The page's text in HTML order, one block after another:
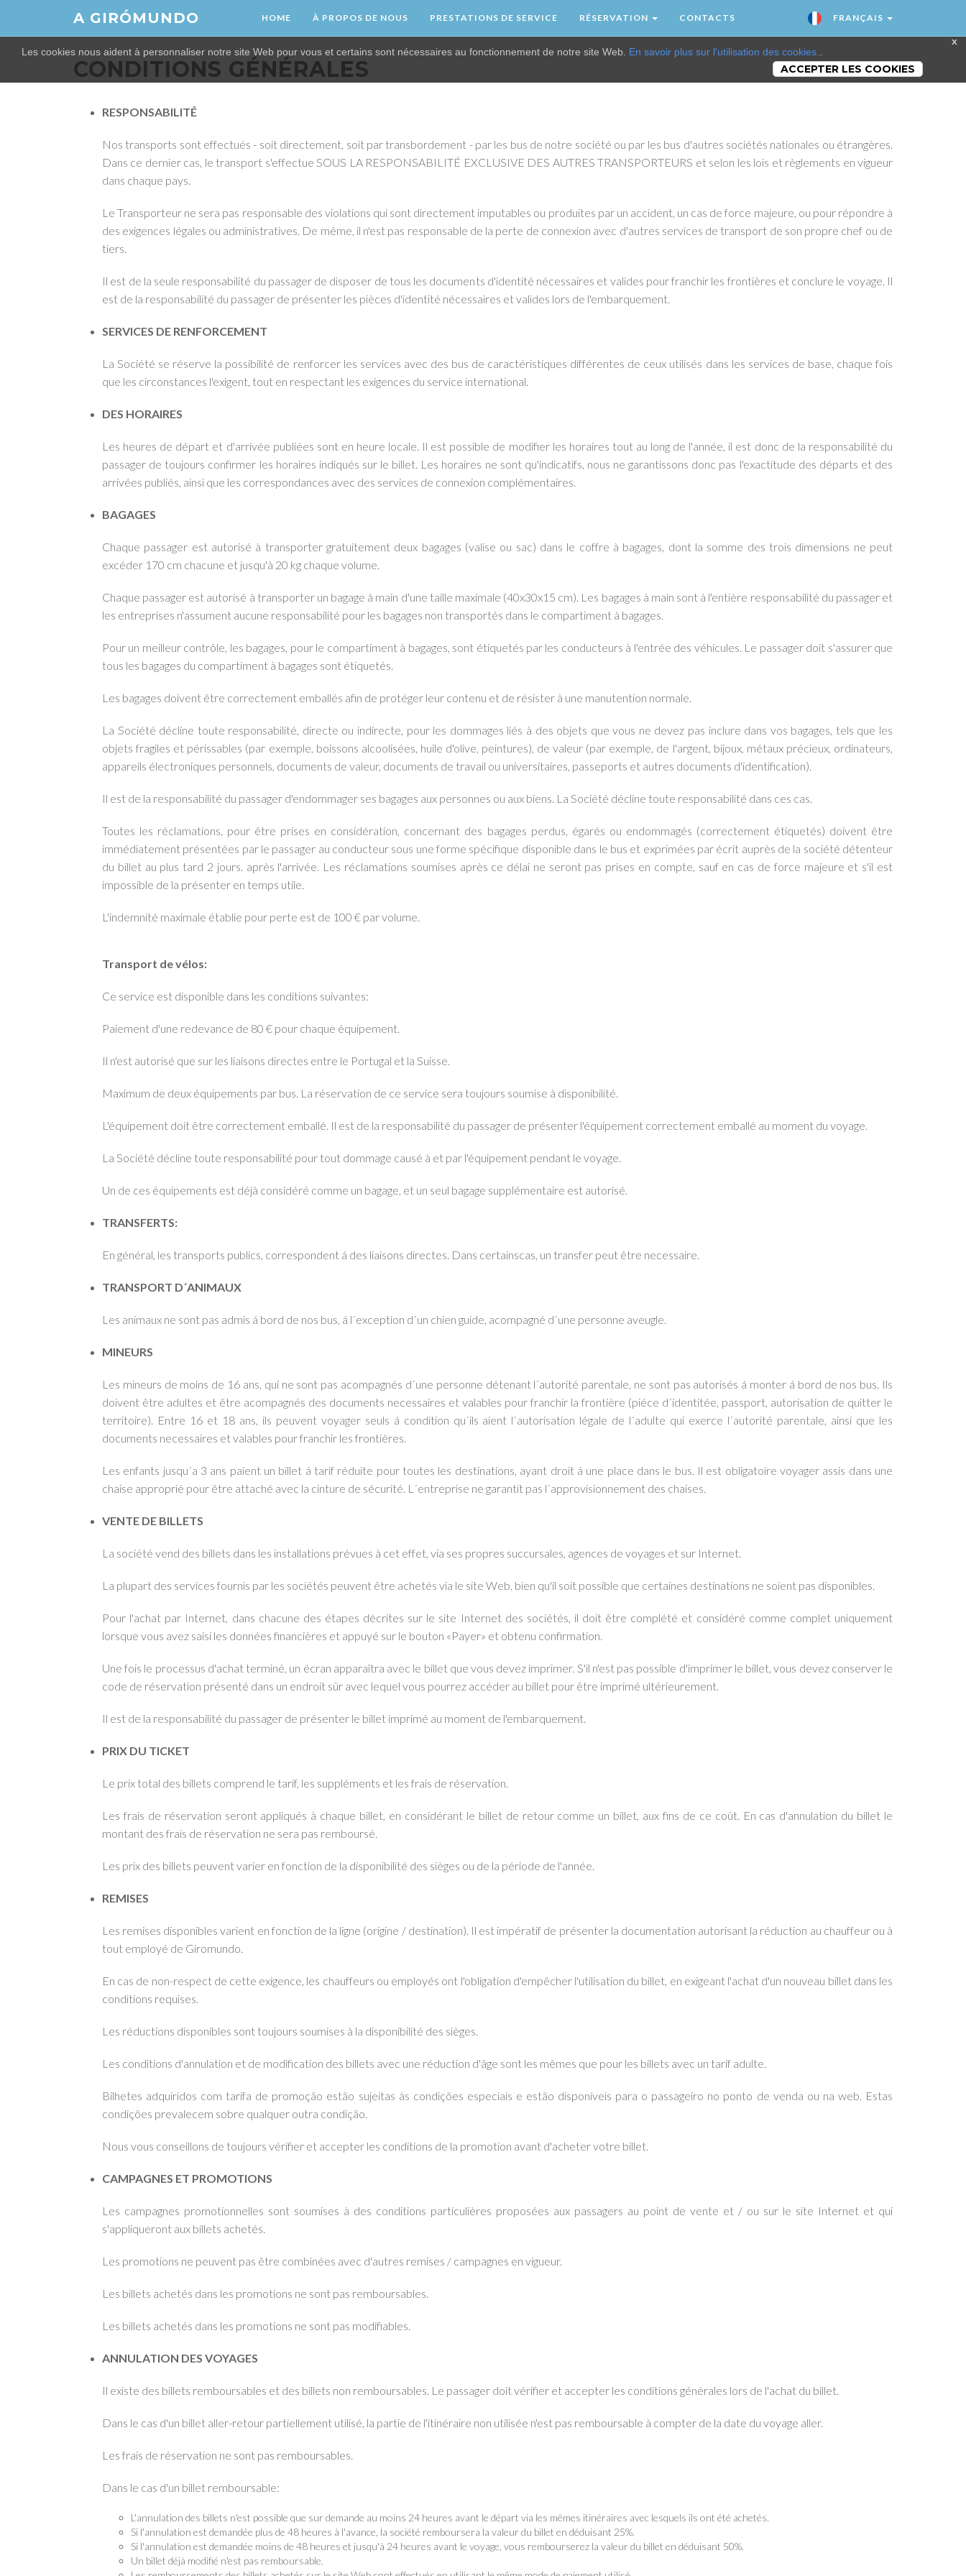
A GIRÓMUNDO HOME À PROPOS DE NOUS PRESTATIONS DE SERVICE RÉSERVATION CONTACTS FRANÇAIS
x
Les cookies nous aident à personnaliser notre site Web pour vous et certains sont nécessaires au fonctionnement de notre site Web. En savoir plus sur l'utilisation des cookies.
ACCEPTER LES COOKIES
CONDITIONS GÉNÉRALES
RESPONSABILITÉ
Nos transports sont effectués - soit directement, soit par transbordement - par les bus de notre société ou par les bus d'autres sociétés nationales ou étrangères.
Dans ce dernier cas, le transport s'effectue SOUS LA RESPONSABILITÉ EXCLUSIVE DES AUTRES TRANSPORTEURS et selon les lois et règlements en vigueur
dans chaque pays.
Le Transporteur ne sera pas responsable des violations qui sont directement imputables ou produites par un accident, un cas de force majeure, ou pour répondre à
des exigences légales ou administratives. De même, il n'est pas responsable de la perte de connexion avec d'autres services de transport de son propre chef ou de
tiers.
Il est de la seule responsabilité du passager de disposer de tous les documents d'identité nécessaires et valides pour franchir les frontières et conclure le voyage. Il
est de la responsabilité du passager de présenter les pièces d'identité nécessaires et valides lors de l'embarquement.
SERVICES DE RENFORCEMENT
La Société se réserve la possibilité de renforcer les services avec des bus de caractéristiques différentes de ceux utilisés dans les services de base, chaque fois
que les circonstances l'exigent, tout en respectant les exigences du service international.
DES HORAIRES
Les heures de départ et d'arrivée publiées sont en heure locale. Il est possible de modifier les horaires tout au long de l'année, il est donc de la responsabilité du
passager de toujours confirmer les horaires indiqués sur le billet. Les horaires ne sont qu'indicatifs, nous ne garantissons donc pas l'exactitude des départs et des
arrivées publiés, ainsi que les correspondances avec des services de connexion complémentaires.
BAGAGES
Chaque passager est autorisé à transporter gratuitement deux bagages (valise ou sac) dans le coffre à bagages, dont la somme des trois dimensions ne peut
excéder 170 cm chacune et jusqu'à 20 kg chaque volume.
Chaque passager est autorisé à transporter un bagage à main d'une taille maximale (40x30x15 cm). Les bagages à main sont à l'entière responsabilité du passager et
les entreprises n'assument aucune responsabilité pour les bagages non transportés dans le compartiment à bagages.
Pour un meilleur contrôle, les bagages, pour le compartiment à bagages, sont étiquetés par les conducteurs à l'entrée des véhicules. Le passager doit s'assurer que
tous les bagages du compartiment à bagages sont étiquetés.
Les bagages doivent être correctement emballés afin de protéger leur contenu et de résister à une manutention normale.
La Société décline toute responsabilité, directe ou indirecte, pour les dommages liés à des objets que vous ne devez pas inclure dans vos bagages, tels que les
objets fragiles et périssables (par exemple, boissons alcoolisées, huile d'olive, peintures), de valeur (par exemple, de l'argent, bijoux, métaux précieux, ordinateurs,
appareils électroniques personnels, documents de valeur, documents de travail ou universitaires, passeports et autres documents d'identification).
Il est de la responsabilité du passager d'endommager ses bagages aux personnes ou aux biens. La Société décline toute responsabilité dans ces cas.
Toutes les réclamations, pour être prises en considération, concernant des bagages perdus, égarés ou endommagés (correctement étiquetés) doivent être
immédiatement présentées par le passager au conducteur sous une forme spécifique disponible dans le bus et exprimées par écrit auprès de la société détenteur
du billet au plus tard 2 jours. après l'arrivée. Les réclamations soumises après ce délai ne seront pas prises en compte, sauf en cas de force majeure et s'il est
impossible de la présenter en temps utile.
L'indemnité maximale établie pour perte est de 100 € par volume.
Transport de vélos:
Ce service est disponible dans les conditions suivantes:
Paiement d'une redevance de 80 € pour chaque équipement.
Il n'est autorisé que sur les liaisons directes entre le Portugal et la Suisse.
Maximum de deux équipements par bus. La réservation de ce service sera toujours soumise à disponibilité.
L'équipement doit être correctement emballé. Il est de la responsabilité du passager de présenter l'équipement correctement emballé au moment du voyage.
La Société décline toute responsabilité pour tout dommage causé à et par l'équipement pendant le voyage.
Un de ces équipements est déjà considéré comme un bagage, et un seul bagage supplémentaire est autorisé.
TRANSFERTS:
En général, les transports publics, correspondent á des liaisons directes. Dans certainscas, un transfer peut être necessaire.
TRANSPORT D´ANIMAUX
Les animaux ne sont pas admis á bord de nos bus, á l´exception d´un chien guide, acompagné d´une personne aveugle.
MINEURS
Les mineurs de moins de 16 ans, qui ne sont pas acompagnés d´une personne détenant l´autorité parentale, ne sont pas autorisés á monter á bord de nos bus. Ils
doivent être adultes et être acompagnés des documents necessaires et valables pour franchir la frontière (piéce d´identitée, passport, autorisation de quitter le
territoire). Entre 16 et 18 ans, ils peuvent voyager seuls á condition qu´ils aient l´autorisation légale de l´adulte qui exerce l´autorité parentale, ainsi que les
documents necessaires et valables pour franchir les frontières.
Les enfants jusqu´a 3 ans paient un billet á tarif réduite pour toutes les destinations, ayant droit á une place dans le bus. Il est obligatoire voyager assis dans une
chaise approprié pour être attaché avec la cinture de sécurité. L´entreprise ne garantit pas l´approvisionnement des chaises.
VENTE DE BILLETS
La société vend des billets dans les installations prévues à cet effet, via ses propres succursales, agences de voyages et sur Internet.
La plupart des services fournis par les sociétés peuvent être achetés via le site Web, bien qu'il soit possible que certaines destinations ne soient pas disponibles.
Pour l'achat par Internet, dans chacune des étapes décrites sur le site Internet des sociétés, il doit être complété et considéré comme complet uniquement
lorsque vous avez saisi les données financières et appuyé sur le bouton «Payer» et obtenu confirmation.
Une fois le processus d'achat terminé, un écran apparaîtra avec le billet que vous devez imprimer. S'il n'est pas possible d'imprimer le billet, vous devez conserver le
code de réservation présenté dans un endroit sûr avec lequel vous pourrez accéder au billet pour être imprimé ultérieurement.
Il est de la responsabilité du passager de présenter le billet imprimé au moment de l'embarquement.
PRIX DU TICKET
Le prix total des billets comprend le tarif, les suppléments et les frais de réservation.
Les frais de réservation seront appliqués à chaque billet, en considérant le billet de retour comme un billet, aux fins de ce coût. En cas d'annulation du billet le
montant des frais de réservation ne sera pas remboursé.
Les prix des billets peuvent varier en fonction de la disponibilité des sièges ou de la période de l'année.
REMISES
Les remises disponibles varient en fonction de la ligne (origine / destination). Il est impératif de présenter la documentation autorisant la réduction au chauffeur ou à
tout employé de Giromundo.
En cas de non-respect de cette exigence, les chauffeurs ou employés ont l'obligation d'empêcher l'utilisation du billet, en exigeant l'achat d'un nouveau billet dans les
conditions requises.
Les réductions disponibles sont toujours soumises à la disponibilité des sièges.
Les conditions d'annulation et de modification des billets avec une réduction d'âge sont les mêmes que pour les billets avec un tarif adulte.
Bilhetes adquiridos com tarifa de promoção estão sujeitas às condições especiais e estão disponíveis para o passageiro no ponto de venda ou na web. Estas
condições prevalecem sobre qualquer outra condição.
Nous vous conseillons de toujours vérifier et accepter les conditions de la promotion avant d'acheter votre billet.
CAMPAGNES ET PROMOTIONS
Les campagnes promotionnelles sont soumises à des conditions particulières proposées aux passagers au point de vente et / ou sur le site Internet et qui
s'appliqueront aux billets achetés.
Les promotions ne peuvent pas être combinées avec d'autres remises / campagnes en vigueur.
Les billets achetés dans les promotions ne sont pas remboursables.
Les billets achetés dans les promotions ne sont pas modifiables.
ANNULATION DES VOYAGES
Il existe des billets remboursables et des billets non remboursables. Le passager doit vérifier et accepter les conditions générales lors de l'achat du billet.
Dans le cas d'un billet aller-retour partiellement utilisé, la partie de l'itinéraire non utilisée n'est pas remboursable à compter de la date du voyage aller.
Les frais de réservation ne sont pas remboursables.
Dans le cas d'un billet remboursable:
L'annulation des billets n'est possible que sur demande au moins 24 heures avant le départ via les mêmes itinéraires avec lesquels ils ont été achetés.
Si l'annulation est demandée plus de 48 heures à l'avance, la société remboursera la valeur du billet en déduisant 25%.
Si l'annulation est demandée moins de 48 heures et jusqu'à 24 heures avant le voyage, vous rembourserez la valeur du billet en déduisant 50%.
Un billet déjà modifié n'est pas remboursable.